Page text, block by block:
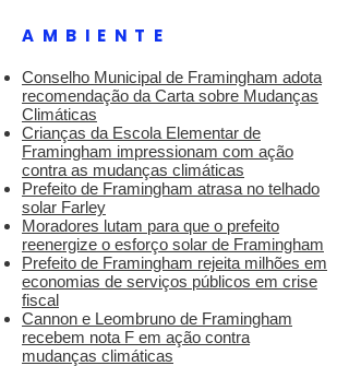
AMBIENTE
Conselho Municipal de Framingham adota
recomendação da Carta sobre Mudanças
Climáticas
Crianças da Escola Elementar de
Framingham impressionam com ação
contra as mudanças climáticas
Prefeito de Framingham atrasa no telhado
solar Farley
Moradores lutam para que o prefeito
reenergize o esforço solar de Framingham
Prefeito de Framingham rejeita milhões em
economias de serviços públicos em crise
fiscal
Cannon e Leombruno de Framingham
recebem nota F em ação contra
mudanças climáticas